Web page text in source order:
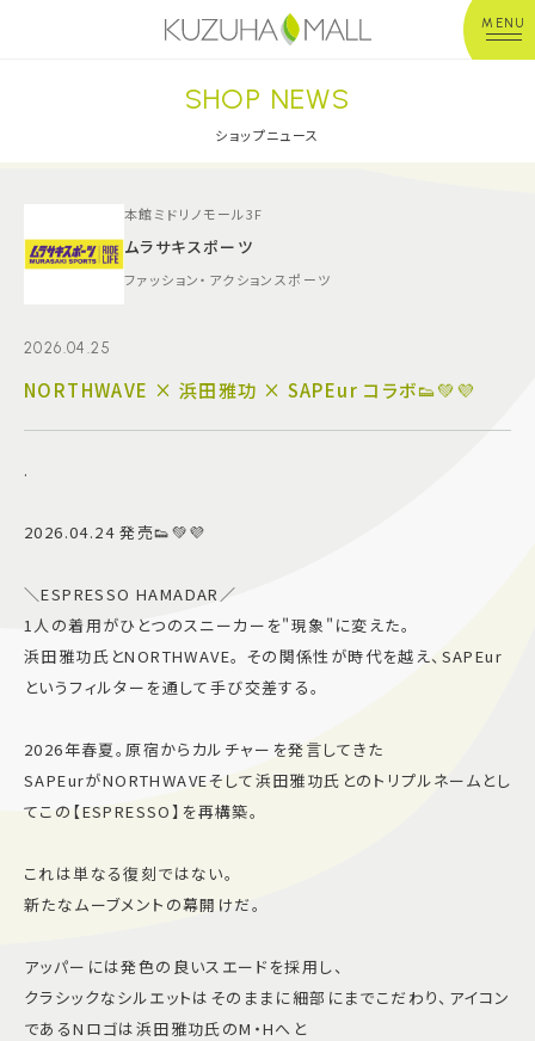
MENU
年中無休平 日：10:00~20:00
※店舗により異なる
ショップガイド
グルメ＆フード
イベント
アクセス＆駐車場
サイトマップ
プライバシーポリシー
Follow US
SHOP NEWS
ショップニュース
本館ミドリノモール3F
ムラサキスポーツ
ファッション・アクションスポーツ
2026.04.25
NORTHWAVE × 浜田雅功 × SAPEur コラボ👟💚💜
.
2026.04.24 発売👟💚💜
＼ESPRESSO HAMADAR／
1人の着用がひとつのスニーカーを"現象"に変えた。
浜田雅功氏とNORTHWAVE。 その関係性が時代を越え、SAPEur
というフィルターを通して手び交差する。
2026年春夏。原宿からカルチャーを発言してきた
SAPEurがNORTHWAVEそして浜田雅功氏とのトリプルネームとし
てこの【ESPRESSO】を再構築。
これは単なる復刻ではない。
新たなムーブメントの幕開けだ。
アッパーには発色の良いスエードを採用し、
クラシックなシルエットはそのままに細部にまでこだわり、アイコン
であるNロゴは浜田雅功氏のM・Hへと